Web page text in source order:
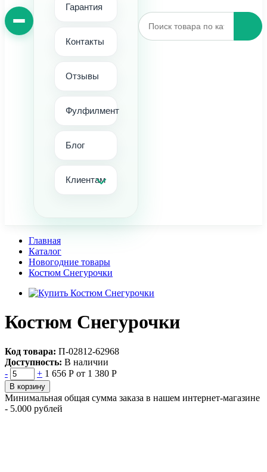
Гарантия
Контакты
Отзывы
Фулфилмент
Блог
Клиентам
Главная
Каталог
Новогодние товары
Костюм Снегурочки
Костюм Снегурочки
Код товара: П-02812-62968
Доступность: В наличии
-
+ 1 656 Р от 1 380 Р
В корзину
Минимальная общая сумма заказа в нашем интернет-магазине
- 5.000 рублей